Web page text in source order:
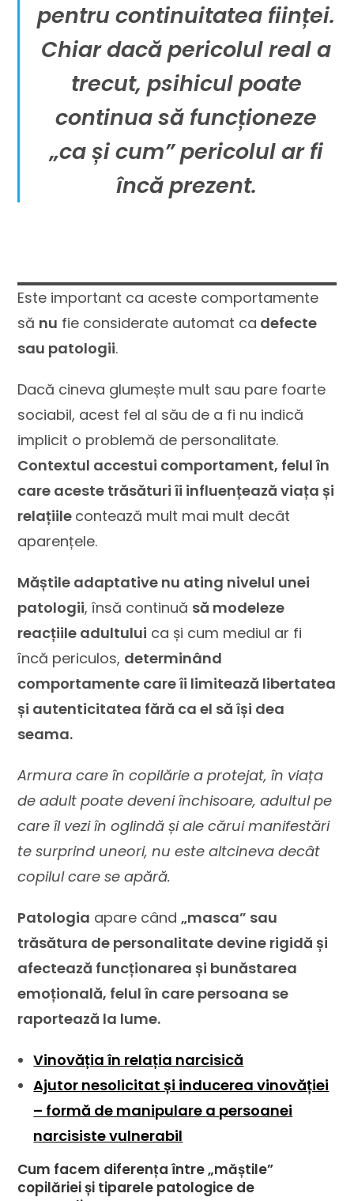
pentru continuitatea ființei.
Chiar dacă pericolul real a
trecut, psihicul poate
continua să funcționeze
„ca și cum” pericolul ar fi
încă prezent.
Este important ca aceste comportamente
să nu fie considerate automat ca defecte
sau patologii.
Dacă cineva glumește mult sau pare foarte
sociabil, acest fel al său de a fi nu indică
implicit o problemă de personalitate.
Contextul accestui comportament, felul în
care aceste trăsături îi influențează viața și
relațiile contează mult mai mult decât
aparențele.
Măștile adaptative nu ating nivelul unei
patologii, însă continuă să modeleze
reacțiile adultului ca și cum mediul ar fi
încă periculos, determinând
comportamente care îi limitează libertatea
și autenticitatea fără ca el să își dea
seama.
Armura care în copilărie a protejat, în viața
de adult poate deveni închisoare, adultul pe
care îl vezi în oglindă și ale cărui manifestări
te surprind uneori, nu este altcineva decât
copilul care se apără.
Patologia apare când„masca” sau
trăsătura de personalitate devine rigidă și
afectează funcționarea și bunăstarea
emoțională, felul în care persoana se
raportează la lume.
Vinovăția în relația narcisică
Ajutor nesolicitat și inducerea vinovăției
– formă de manipulare a persoanei
narcisiste vulnerabil
Cum facem diferența între „măștile”
copilăriei și tiparele patologice de